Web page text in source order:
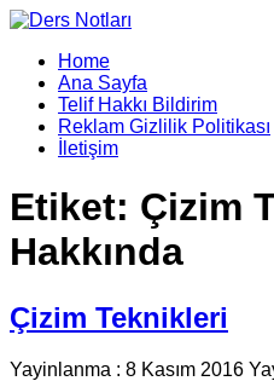
Home
Ana Sayfa
Telif Hakkı Bildirim
Reklam Gizlilik Politikası
İletişim
Etiket: Çizim
Hakkında
Çizim Teknikleri
Yayinlanma : 8 Kasım 2016